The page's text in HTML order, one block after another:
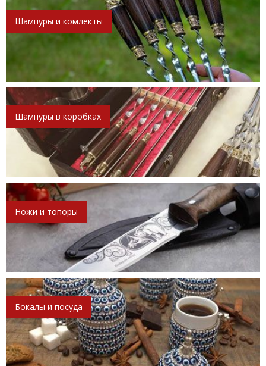
Шампуры и комлекты
Шампуры в коробках
Ножи и топоры
Бокалы и посуда